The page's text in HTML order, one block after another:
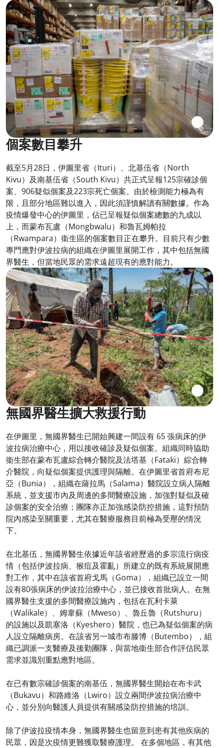
個案數目攀升
截至5月28日，伊圖里省（Ituri）、北基伍省（North
Kivu）及南基伍省（South Kivu）共正式呈報125宗確診個
案、906疑似個案及223宗死亡個案。由於檢測能力極為有
限，且部分地區難以進入，因此須謹慎解讀有關數據。作為
疫情爆發中心的伊圖里，佔已呈報疑似個案總數的九成以
上，而蒙布瓦盧（Mongbwalu）和魯瓦姆帕拉
（Rwampara）衞生區的個案數目正在攀升。目前只有少數
專門應對伊波拉病的組織在伊圖里展開工作，其中包括無國
界醫生，但當地民眾的需求遠超現有的應對能力。
無國界醫生擴大救援行動
在伊圖里，無國界醫生已開始興建一間設有 65 張病床的伊
波拉病治療中心，用以接收確診及疑似個案。組織同時協助
衞生部在蒙布瓦盧綜合轉介醫院及法塔基（Fataki）綜合轉
介醫院，向疑似個案提供護理與隔離。在伊圖里省首府布尼
亞（Bunia），組織在薩拉馬（Salama）醫院設立病人隔離
系統，並支援市內及周邊的多間醫療設施，加強對疑似及確
診個案的安全治療；團隊亦正加強感染防控措施，這對預防
院內感染至關重要，尤其在醫療服務目前極為受壓的情況
下。
在北基伍，無國界醫生依據近年該省經歷過的多宗流行病疫
情（包括伊波拉病、猴痘及霍亂）所建立的既有系統展開應
對工作，其中在該省首府戈馬（Goma），組織已設立一間
設有80張病床的伊波拉治療中心，並已接收首批病人。在無
國界醫生支援的多間醫療設施內，包括在瓦利卡萊
（Walikale）、姆韋蘇（Mweso）、魯丘魯（Rutshuru）
的設施以及凱塞洛（Kyeshero）醫院，也已為疑似個案的病
人設立隔離病房。在該省另一城市布滕博（Butembo），組
織已調派一支醫療及後勤團隊，與當地衞生部合作評估民眾
需求並識別重點應對地區。
在已有數宗確診個案的南基伍，無國界醫生開始在布卡武
（Bukavu）和路維洛（Lwiro）設立兩間伊波拉病治療中
心，並分別向醫護人員提供有關感染防控措施的培訓。
除了伊波拉疫情本身，無國界醫生也留意到患有其他疾病的
民眾，因是次疫情更難獲取醫療護理。 在多個地區，有其他